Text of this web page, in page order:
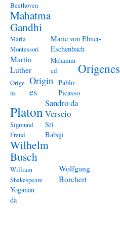
Beethoven
Mahatma
Gandhi
Maria
Montessori
Marie von Ebner-
Eschenbach
Martin
Luther
Mohamm
ed
Origenes
Orige
ns
Origin
es
Pablo
Picasso
Platon
Sandro da
Verscio
Sigmund
Freud
Sri
Babaji
Wilhelm
Busch
William
Shakespeare
Wolfgang
Borchert
Yoganan
da